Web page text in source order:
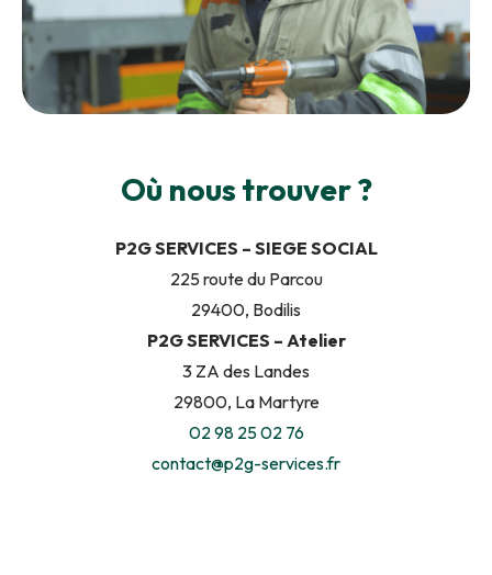
Où nous trouver ?
P2G SERVICES – SIEGE SOCIAL
225 route du Parcou
29400, Bodilis
P2G SERVICES – Atelier
3 ZA des Landes
29800, La Martyre
02 98 25 02 76
contact@p2g-services.fr